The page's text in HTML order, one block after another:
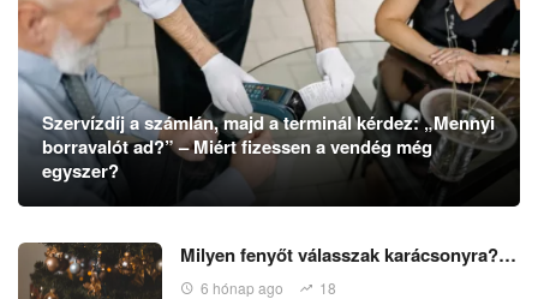
Szervízdíj a számlán, majd a terminál kérdez: „Mennyi
borravalót ad?” – Miért fizessen a vendég még
egyszer?
Milyen fenyőt válasszak karácsonyra?…
6 hónap ago 18